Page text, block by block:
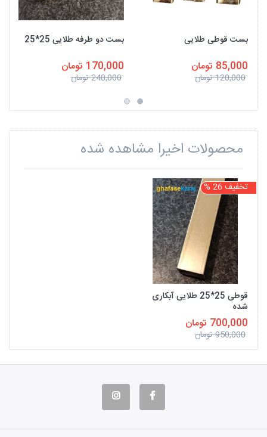
بست قوطی طلایی
85,000 تومان
120,000 تومان
بست دو طرفه طلایی 25*25
170,000 تومان
240,000 تومان
محصولات اخیرا مشاهده شده
تخفیف 26 %
قوطی 25*25 طلایی آبکاری
شده
700,000 تومان
950,000 تومان